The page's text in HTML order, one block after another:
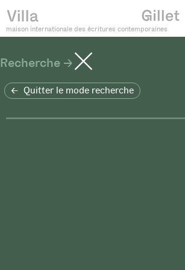
maison internationale des écritures contemporaines
Recherche
Quitter le mode recherche